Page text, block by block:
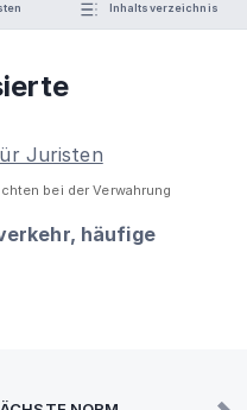
Inhaltsverzeichnis
Juristen
bei der Verwahrung
häufige